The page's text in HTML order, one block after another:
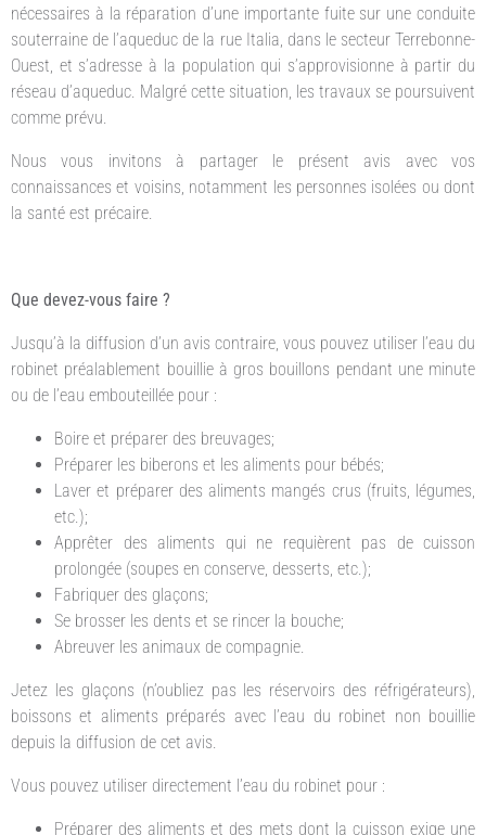
nécessaires à la réparation d’une importante fuite sur une conduite
souterraine de l’aqueduc de la rue Italia, dans le secteur Terrebonne-
Ouest, et s’adresse à la population qui s’approvisionne à partir du
réseau d’aqueduc. Malgré cette situation, les travaux se poursuivent
comme prévu.
Nous vous invitons à partager le présent avis avec vos
connaissances et voisins, notamment les personnes isolées ou dont
la santé est précaire.
Que devez-vous faire ?
Jusqu’à la diffusion d’un avis contraire, vous pouvez utiliser l’eau du
robinet préalablement bouillie à gros bouillons pendant une minute
ou de l’eau embouteillée pour :
Boire et préparer des breuvages;
Préparer les biberons et les aliments pour bébés;
Laver et préparer des aliments mangés crus (fruits, légumes,
etc.);
Apprêter des aliments qui ne requièrent pas de cuisson
prolongée (soupes en conserve, desserts, etc.);
Fabriquer des glaçons;
Se brosser les dents et se rincer la bouche;
Abreuver les animaux de compagnie.
Jetez les glaçons (n’oubliez pas les réservoirs des réfrigérateurs),
boissons et aliments préparés avec l’eau du robinet non bouillie
depuis la diffusion de cet avis.
Vous pouvez utiliser directement l’eau du robinet pour :
Préparer des aliments et des mets dont la cuisson exige une